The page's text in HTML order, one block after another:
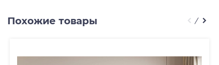
Похожие товары